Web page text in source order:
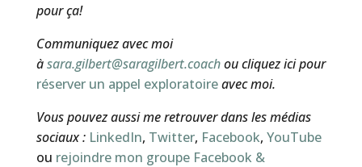
pour ça!
Communiquez avec moi
àsara.gilbert@saragilbert.coachou cliquez ici pour
réserver un appel exploratoireavec moi.
Vous pouvez aussi me retrouver dans les médias
sociaux : LinkedIn, Twitter, Facebook, YouTube
ou rejoindre mon groupe Facebook &